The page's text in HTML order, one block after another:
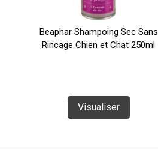
Beaphar Shampoing Sec Sans
Rincage Chien et Chat 250ml
Visualiser